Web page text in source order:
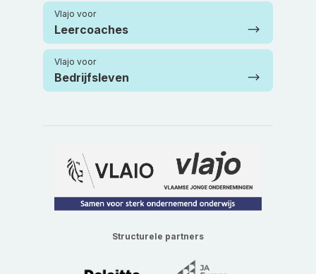
Vlajo voor
Leercoaches
Vlajo voor
Bedrijfsleven
Structurele partners